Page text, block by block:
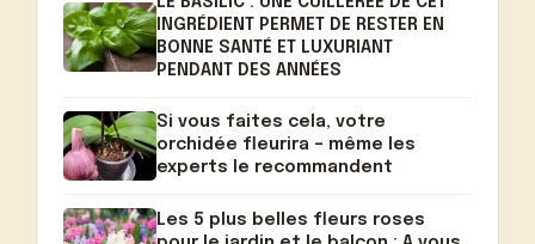
INGRÉDIENT PERMET DE RESTER EN
BONNE SANTÉ ET LUXURIANT
PENDANT DES ANNÉES
Si vous faites cela, votre
orchidée fleurira – même les
experts le recommandent
Les 5 plus belles fleurs roses